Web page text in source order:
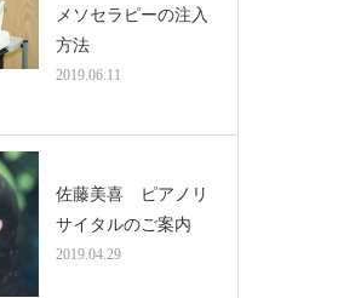
メソセラピーの注入
方法
2019.06.11
佐藤美喜 ピアノリ
サイタルのご案内
2019.04.29